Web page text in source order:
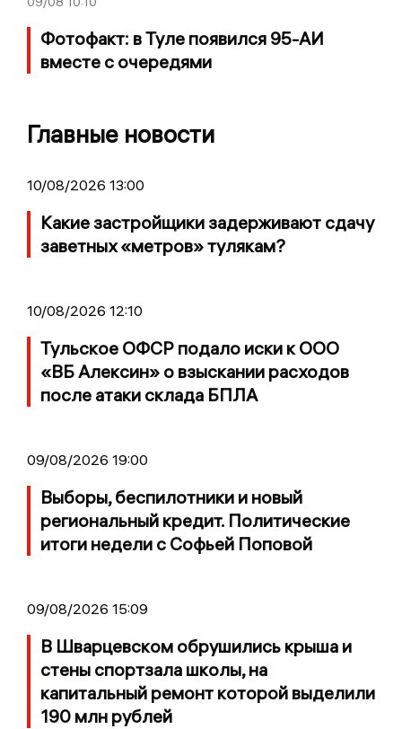
Фотофакт: в Туле появился 95-АИ
вместе с очередями
Главные новости
10/08/2026 13:00
Какие застройщики задерживают сдачу
заветных «метров» тулякам?
10/08/2026 12:10
Тульское ОФСР подало иски к ООО
«ВБ Алексин» о взыскании расходов
после атаки склада БПЛА
09/08/2026 19:00
Выборы, беспилотники и новый
региональный кредит. Политические
итоги недели с Софьей Поповой
09/08/2026 15:09
В Шварцевском обрушились крыша и
стены спортзала школы, на
капитальный ремонт которой выделили
190 млн рублей